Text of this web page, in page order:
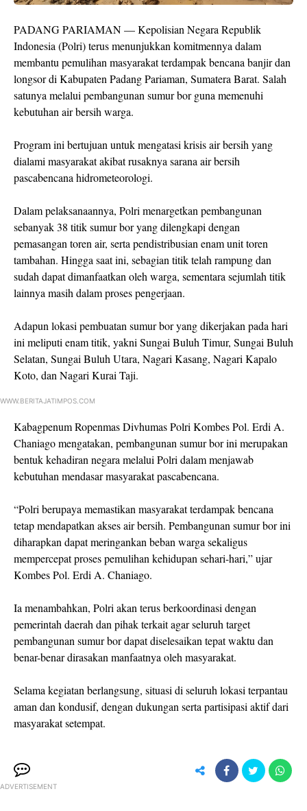
PADANG PARIAMAN — Kepolisian Negara Republik
Indonesia (Polri) terus menunjukkan komitmennya dalam
membantu pemulihan masyarakat terdampak bencana banjir dan
longsor di Kabupaten Padang Pariaman, Sumatera Barat. Salah
satunya melalui pembangunan sumur bor guna memenuhi
kebutuhan air bersih warga.
Program ini bertujuan untuk mengatasi krisis air bersih yang
dialami masyarakat akibat rusaknya sarana air bersih
pascabencana hidrometeorologi.
Dalam pelaksanaannya, Polri menargetkan pembangunan
sebanyak 38 titik sumur bor yang dilengkapi dengan
pemasangan toren air, serta pendistribusian enam unit toren
tambahan. Hingga saat ini, sebagian titik telah rampung dan
sudah dapat dimanfaatkan oleh warga, sementara sejumlah titik
lainnya masih dalam proses pengerjaan.
Adapun lokasi pembuatan sumur bor yang dikerjakan pada hari
ini meliputi enam titik, yakni Sungai Buluh Timur, Sungai Buluh
Selatan, Sungai Buluh Utara, Nagari Kasang, Nagari Kapalo
Koto, dan Nagari Kurai Taji.
WWW.BERITAJATIMPOS.COM
Kabagpenum Ropenmas Divhumas Polri Kombes Pol. Erdi A.
Chaniago mengatakan, pembangunan sumur bor ini merupakan
bentuk kehadiran negara melalui Polri dalam menjawab
kebutuhan mendasar masyarakat pascabencana.
“Polri berupaya memastikan masyarakat terdampak bencana
tetap mendapatkan akses air bersih. Pembangunan sumur bor ini
diharapkan dapat meringankan beban warga sekaligus
mempercepat proses pemulihan kehidupan sehari-hari,” ujar
Kombes Pol. Erdi A. Chaniago.
Ia menambahkan, Polri akan terus berkoordinasi dengan
pemerintah daerah dan pihak terkait agar seluruh target
pembangunan sumur bor dapat diselesaikan tepat waktu dan
benar-benar dirasakan manfaatnya oleh masyarakat.
Selama kegiatan berlangsung, situasi di seluruh lokasi terpantau
aman dan kondusif, dengan dukungan serta partisipasi aktif dari
masyarakat setempat.
ADVERTISEMENT